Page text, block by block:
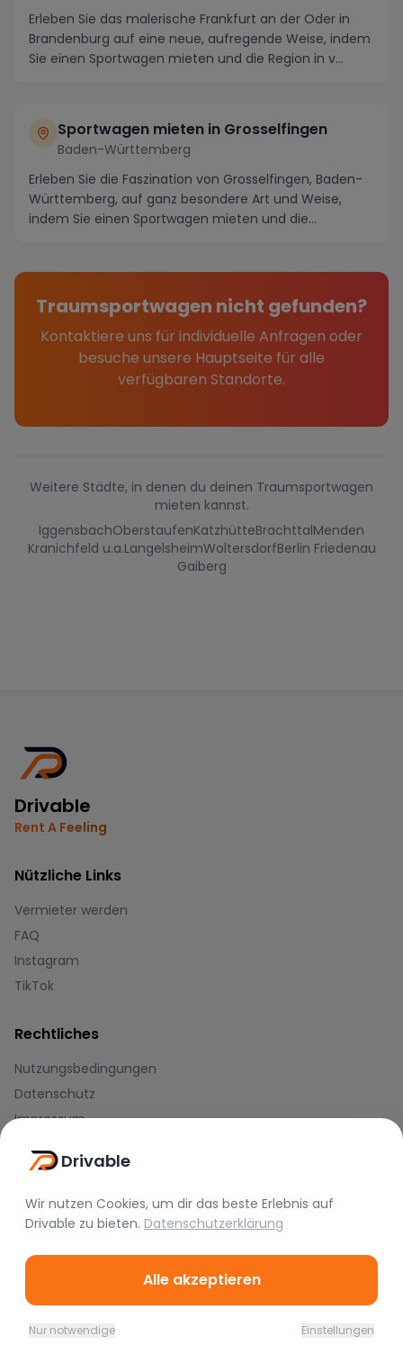
Erleben Sie das malerische Frankfurt an der Oder in
Brandenburg auf eine neue, aufregende Weise, indem
Sie einen Sportwagen mieten und die Region in v...
Sportwagen mieten in Grosselfingen
Baden-Württemberg
Erleben Sie die Faszination von Grosselfingen, Baden-
Württemberg, auf ganz besondere Art und Weise,
indem Sie einen Sportwagen mieten und die
Traumsportwagen nicht gefunden?
Kontaktiere uns für individuelle Anfragen oder
besuche unsere Hauptseite für alle
verfügbaren Standorte.
Weitere Städte, in denen du deinen Traumsportwagen
mieten kannst.
IggensbachOberstaufenKatzhütteBrachttalMenden
Kranichfeld u.a.LangelsheimWoltersdorfBerlin Friedenau
Gaiberg
Drivable
Rent A Feeling
Nützliche Links
Vermieter werden
FAQ
Instagram
TikTok
Rechtliches
Nutzungsbedingungen
Datenschutz
Impressum
Blog
Journal
Hilfe-Center
Zahlungsmethoden
Drivable
Wir nutzen Cookies, um dir das beste Erlebnis auf
Drivable zu bieten. Datenschutzerklärung
Alle akzeptieren
Nur notwendige Einstellungen